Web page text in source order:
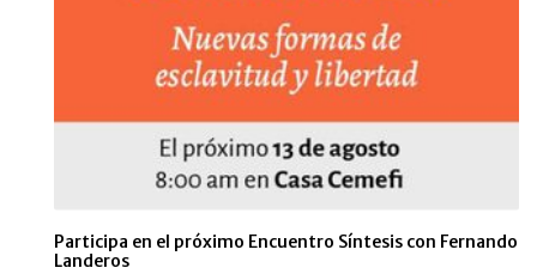
Participa en el próximo Encuentro Síntesis con Fernando
Landeros